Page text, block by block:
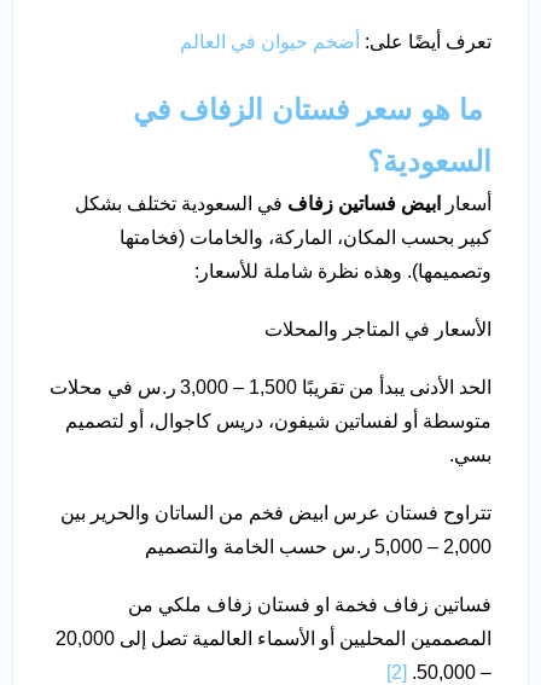
تعرف أيضًا على: أضخم حيوان في العالم
ما هو سعر فستان الزفاف في
السعودية؟
أسعار ابيض فساتين زفاف في السعودية تختلف بشكل
كبير بحسب المكان، الماركة، والخامات (فخامتها
وتصميمها). وهذه نظرة شاملة للأسعار:
الأسعار في المتاجر والمحلات
الحد الأدنى يبدأ من تقريبًا 1,500 – 3,000 ر.س في محلات
متوسطة أو لفساتين شيفون، دريس كاجوال، أو لتصميم
بسي.
تتراوح فستان عرس ابيض فخم من الساتان والحرير بين
2,000 – 5,000 ر.س حسب الخامة والتصميم
فساتين زفاف فخمة او فستان زفاف ملكي من
المصممين المحليين أو الأسماء العالمية تصل إلى 20,000
– 50,000.
[2]